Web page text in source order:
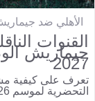
الأهلي ضد
القنوات
2027
تعرف على كيفية
التحضرية لموسم 2026-2027 والبث عبر الإنترنت..